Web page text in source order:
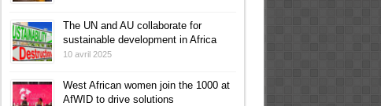
The UN and AU collaborate for
sustainable development in Africa
10 avril 2025
West African women join the 1000 at
AfWID to drive solutions